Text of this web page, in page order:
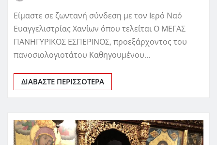
Είμαστε σε ζωντανή σύνδεση με τον Ιερό Ναό
Ευαγγελιστρίας Χανίων όπου τελείται Ο ΜΕΓΑΣ
ΠΑΝΗΓΥΡΙΚΟΣ ΕΣΠΕΡΙΝΟΣ, προεξάρχοντος του
πανοσιολογιοτάτου Καθηγουμένου…
ΔΙΑΒΆΣΤΕ ΠΕΡΙΣΣΌΤΕΡΑ